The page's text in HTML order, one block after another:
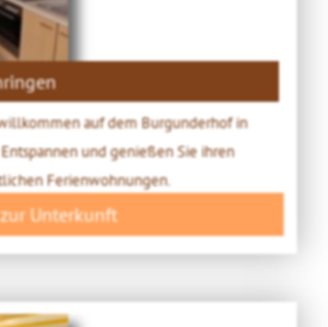
auf dem Burgunderhof in
und genießen Sie ihren
Ferienwohnungen.
zur Unterkunft